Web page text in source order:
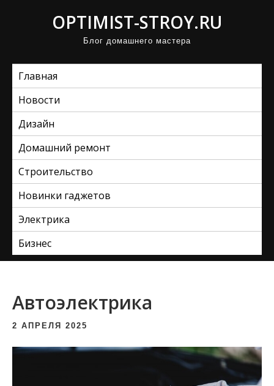
OPTIMIST-STROY.RU
Блог домашнего мастера
Главная
Новости
Дизайн
Домашний ремонт
Строительство
Новинки гаджетов
Электрика
Бизнес
Автоэлектрика
2 АПРЕЛЯ 2025